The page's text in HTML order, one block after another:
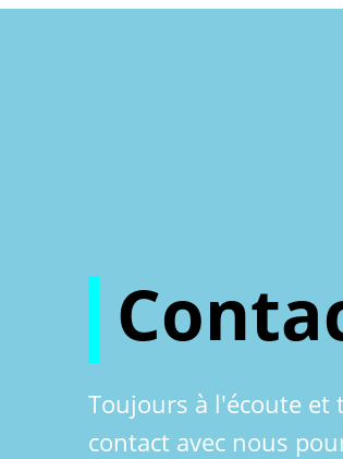
Toujours à l'écoute et
contact avec nous